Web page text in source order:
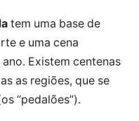
tem uma base de
e uma cena
Existem centenas
as regiões, que se
“pedalões”).